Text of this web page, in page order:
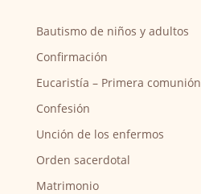
Bautismo de niños y adultos
Confirmación
Eucaristía – Primera comunión
Confesión
Unción de los enfermos
Orden sacerdotal
Matrimonio